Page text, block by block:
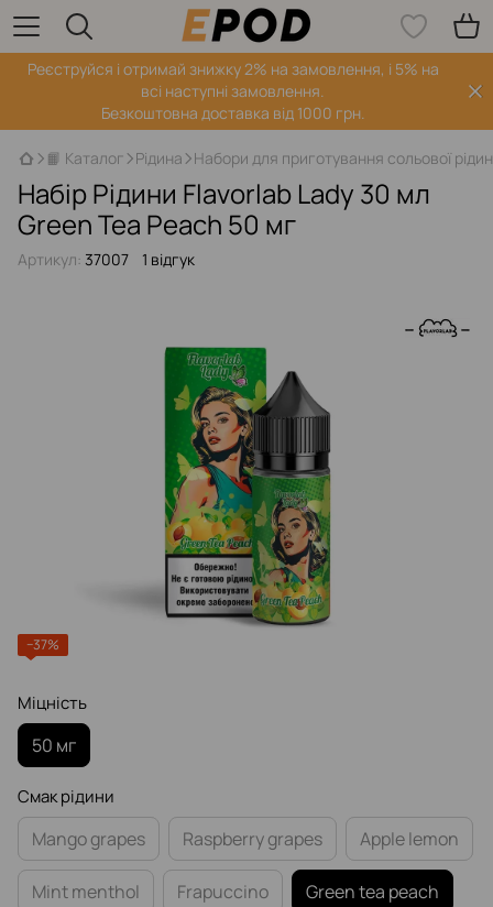
Реєструйся і отримай знижку 2% на замовлення, і 5% на
всі наступні замовлення.
Безкоштовна доставка від 1000 грн.
📙 Каталог Рідина Набори для приготування сольової
Набір Рідини Flavorlab Lady 30 мл
Green Tea Peach 50 мг
Артикул: 37007 1 відгук
−37%
Міцність
50 мг
Смак рідини
Mango grapes Raspberry grapes Apple lemon
Mint menthol Frapuccino Green tea peach